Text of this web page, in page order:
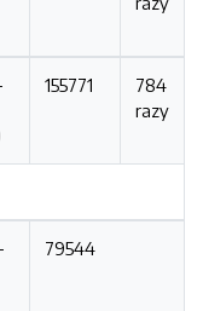
155771
784
razy
79544